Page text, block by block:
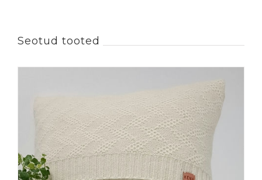
Seotud tooted